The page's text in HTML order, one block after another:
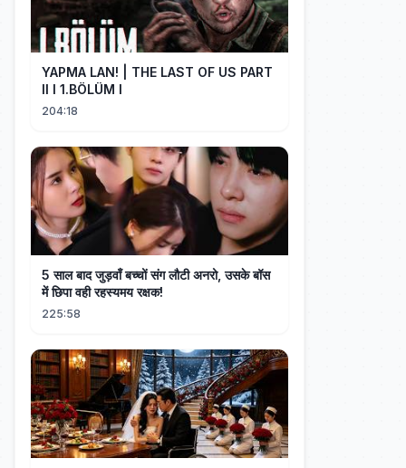
YAPMA LAN! | THE LAST OF US PART
II I 1.BÖLÜM I
204:18
5 साल बाद जुड़वाँ बच्चों संग लौटी अनरो, उसके बॉस
में छिपा वही रहस्यमय रक्षक!
225:58